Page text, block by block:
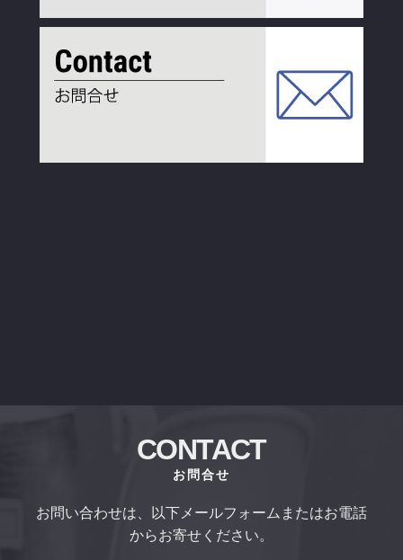
CONTACT
お問合せ
お問い合わせは、以下メールフォームまたはお電話
からお寄せください。